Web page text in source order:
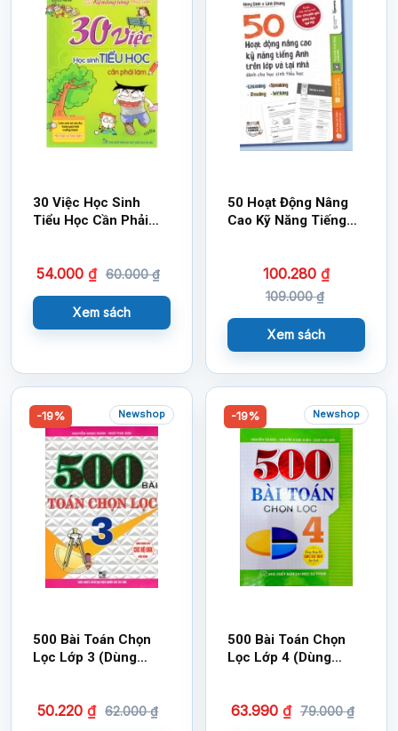
30 Việc Học Sinh
Tiểu Học Cần Phải
54.000 ₫ 60.000₫
Xem sách
50 Hoạt Động Nâng
Cao Kỹ Năng Tiếng
Sinh Tiểu Học
100.280 ₫
109.000₫
Xem sách
-19% Newshop
500 Bài Toán Chọn
Lọc Lớp 3 (Dùng
50.220₫ 62.000₫
-19% Newshop
500 Bài Toán Chọn
Lọc Lớp 4 (Dùng
63.990 ₫ 79.000₫